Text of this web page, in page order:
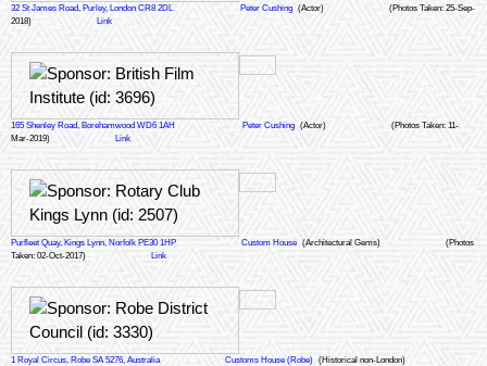
32 St James Road, Purley, London CR8 2DL Peter Cushing (Actor)
(Photos Taken: 25-Sep-
2018)
Link
165 Shenley Road, Borehamwood WD6 1AH Peter Cushing (Actor)
(Photos Taken: 11-
Mar-2019)
Link
Purfleet Quay, Kings Lynn, Norfolk PE30 1HP Custom House (Architectural Gems)
(Photos
Taken: 02-Oct-2017)
Link
1 Royal Circus, Robe SA 5276, Australia Customs House (Robe) (Historical non-London)